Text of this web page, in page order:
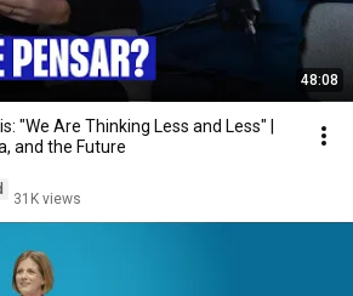
48:08
"We Are Thinking Less and Less" |
and the Future
31K views